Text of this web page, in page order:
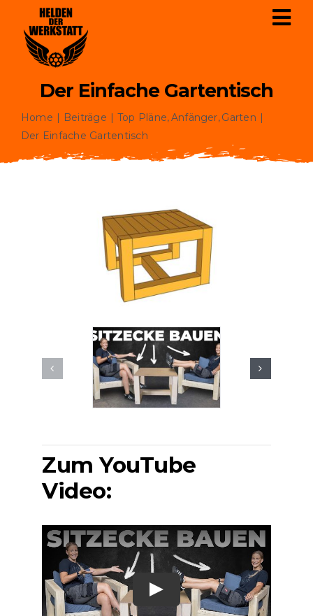
Inhalt
springen
Startseite
Pläne
Der Einfache Gartentisch
Home Beiträge Top Pläne Anfänger Garten
Der Einfache Gartentisch
Zum YouTube
Video: